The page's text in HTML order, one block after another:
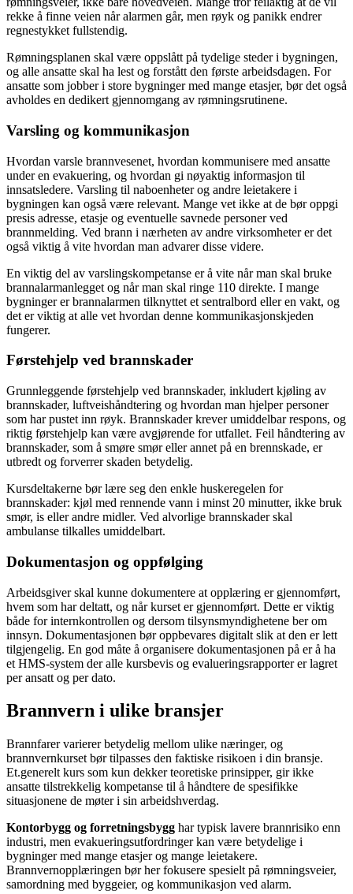
rekke å finne veien når alarmen går, men røyk og panikk endrer
regnestykket fullstendig.
Rømningsplanen skal være oppslått på tydelige steder i bygningen,
og alle ansatte skal ha lest og forstått den første arbeidsdagen. For
ansatte som jobber i store bygninger med mange etasjer, bør det også
avholdes en dedikert gjennomgang av rømningsrutinene.
Varsling og kommunikasjon
Hvordan varsle brannvesenet, hvordan kommunisere med ansatte
under en evakuering, og hvordan gi nøyaktig informasjon til
innsatsledere. Varsling til naboenheter og andre leietakere i
bygningen kan også være relevant. Mange vet ikke at de bør oppgi
presis adresse, etasje og eventuelle savnede personer ved
brannmelding. Ved brann i nærheten av andre virksomheter er det
også viktig å vite hvordan man advarer disse videre.
En viktig del av varslingskompetanse er å vite når man skal bruke
brannalarmanlegget og når man skal ringe 110 direkte. I mange
bygninger er brannalarmen tilknyttet et sentralbord eller en vakt, og
det er viktig at alle vet hvordan denne kommunikasjonskjeden
fungerer.
Førstehjelp ved brannskader
Grunnleggende førstehjelp ved brannskader, inkludert kjøling av
brannskader, luftveishåndtering og hvordan man hjelper personer
som har pustet inn røyk. Brannskader krever umiddelbar respons, og
riktig førstehjelp kan være avgjørende for utfallet. Feil håndtering av
brannskader, som å smøre smør eller annet på en brennskade, er
utbredt og forverrer skaden betydelig.
Kursdeltakerne bør lære seg den enkle huskeregelen for
brannskader: kjøl med rennende vann i minst 20 minutter, ikke bruk
smør, is eller andre midler. Ved alvorlige brannskader skal
ambulanse tilkalles umiddelbart.
Dokumentasjon og oppfølging
Arbeidsgiver skal kunne dokumentere at opplæring er gjennomført,
hvem som har deltatt, og når kurset er gjennomført. Dette er viktig
både for internkontrollen og dersom tilsynsmyndighetene ber om
innsyn. Dokumentasjonen bør oppbevares digitalt slik at den er lett
tilgjengelig. En god måte å organisere dokumentasjonen på er å ha
et HMS-system der alle kursbevis og evalueringsrapporter er lagret
per ansatt og per dato.
Brannvern i ulike bransjer
Brannfarer varierer betydelig mellom ulike næringer, og
brannvernkurset bør tilpasses den faktiske risikoen i din bransje.
Et.generelt kurs som kun dekker teoretiske prinsipper, gir ikke
ansatte tilstrekkelig kompetanse til å håndtere de spesifikke
situasjonene de møter i sin arbeidshverdag.
Kontorbygg og forretningsbygg har typisk lavere brannrisiko enn
industri, men evakueringsutfordringer kan være betydelige i
bygninger med mange etasjer og mange leietakere.
Brannvernopplæringen bør her fokusere spesielt på rømningsveier,
samordning med byggeier, og kommunikasjon ved alarm.